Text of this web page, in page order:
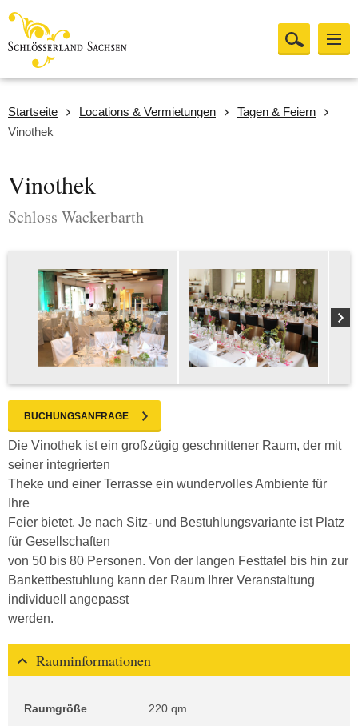
Startseite Locations & Vermietungen
Tagen & Feiern
Vinothek
Vinothek
Schloss Wackerbarth
BUCHUNGSANFRAGE
Die Vinothek ist ein großzügig geschnittener Raum, der mit
seiner integrierten
Theke und einer Terrasse ein wundervolles Ambiente für
Ihre
Feier bietet. Je nach Sitz- und Bestuhlungsvariante ist Platz
für Gesellschaften
von 50 bis 80 Personen. Von der langen Festtafel bis hin zur
Bankettbestuhlung kann der Raum Ihrer Veranstaltung
individuell angepasst
werden.
Rauminformationen
Raumgröße 220 qm